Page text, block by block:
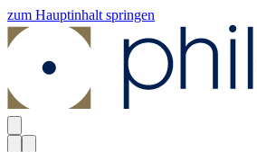
zum Hauptinhalt springen